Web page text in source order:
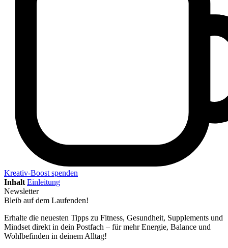
Kreativ-Boost spenden
Inhalt Einleitung
Newsletter
Bleib auf dem Laufenden!
Erhalte die neuesten Tipps zu Fitness, Gesundheit, Supplements und
Mindset direkt in dein Postfach – für mehr Energie, Balance und
Wohlbefinden in deinem Alltag!